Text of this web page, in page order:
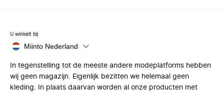
U winkelt bij
Miinto Nederland
In tegenstelling tot de meeste andere modeplatforms hebben
wij geen magazijn. Eigenlijk bezitten we helemaal geen
kleding. In plaats daarvan worden al onze producten met